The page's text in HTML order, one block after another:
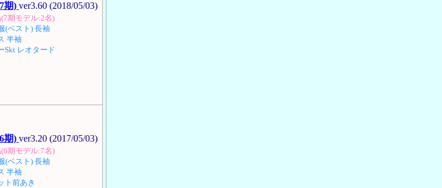
期) ver3.60 (2018/05/03)
期モデル:2名)
スト) 長袖
袖
レオタード
期) ver3.20 (2017/05/03)
期モデル:7名)
スト) 長袖
袖
前あき